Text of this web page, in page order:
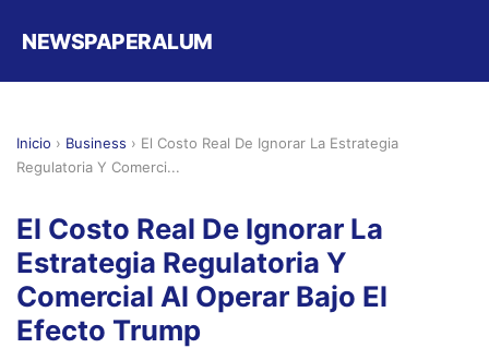
NEWSPAPERALUM
Inicio › Business › El Costo Real De Ignorar La Estrategia
Regulatoria Y Comerci...
El Costo Real De Ignorar La
Estrategia Regulatoria Y
Comercial Al Operar Bajo El
Efecto Trump